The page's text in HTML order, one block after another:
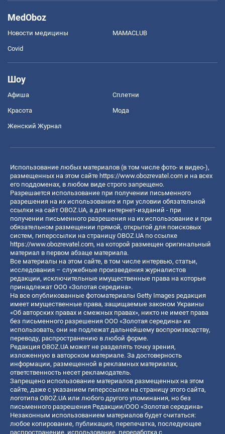
MedOboz
Новости медицины MAMACLUB
Covid
Шоу
Афиша Сплетни
Красота Мода
Женский Журнал
Использование любых материалов (в том числе фото- и видео-),
размещенных на этом сайте https://www.obozrevatel.com и на всех
его поддоменах, в любом виде строго запрещено.
Разрешается использование при получении письменного
разрешения на их использование и при условии обязательной
ссылки на сайт OBOZ.UA, а для интернет-изданий - при
получении письменного разрешения на их использование и при
обязательном размещении прямой, открытой для поисковых
систем, гиперссылки на страницу OBOZ.UA по ссылке
https://www.obozrevatel.com, на которой размещен оригинальный
материал в первом абзаце материала.
Все материалы на этом сайте, в том числе интервью, статьи,
исследования – служебные произведения журналистов
редакции, исключительные имущественные права на которые
принадлежат ООО «Золотая середина».
На все опубликованные фотоматериалы Getty Images редакция
имеет имущественные права, защищаемые законом Украины
«Об авторских правах и смежных правах», никто не имеет права
без письменного разрешения ООО «Золотая середина» их
использовать, они не подлежат дальнейшему воспроизводству,
переводу, распространению в любой форме.
Редакция OBOZ.UA может не разделять точку зрения,
изложенную в авторском материале. За достоверность
информации, размещенной в рекламных материалах,
ответственность несет рекламодатель.
Запрещено использование материалов размещенных на этом
сайте, даже с указанием гиперссылки на страницу этого сайта,
логотипа OBOZ.UA или любого другого упоминания, но без
письменного разрешения Редакции/ООО «Золотая середина»
Незаконным использованием материалов будет считаться:
любое копирование, публикация, перепечатка, последующее
распространение, использование, переработка с